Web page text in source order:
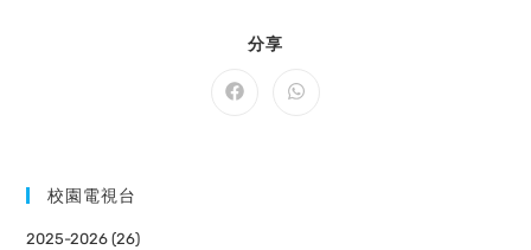
分享
CONTENT
Opens
Opens
校園電視台
2025-2026 (26)